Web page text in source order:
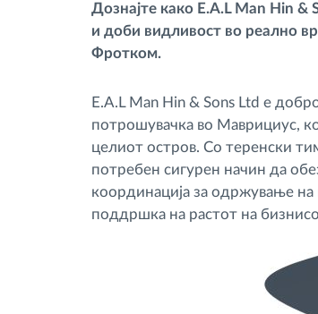
Управување со горивото
Планирање и следење на
Автоматска
возачите
Откријте ги сите
Дознајте како E.A.L Man Hin &
и доби видливост во реално
Фротком.
E.A.L Man Hin & Sons Ltd е
потрошувачка во Маврициус,
целиот остров. Со теренски
потребен сигурен начин да
координација за одржување на
поддршка на растот на